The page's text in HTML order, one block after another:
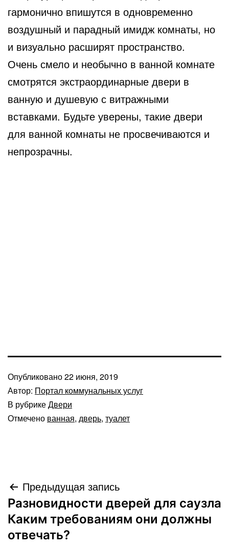
гармонично впишутся в одновременно
воздушный и парадный имидж комнаты, но
и визуально расширят пространство.
Очень смело и необычно в ванной комнате
смотрятся экстраординарные двери в
ванную и душевую с витражными
вставками. Будьте уверены, такие двери
для ванной комнаты не просвечиваются и
непрозрачны.
Опубликовано22 июня, 2019
Автор: Портал коммунальных услуг
В рубрикеДвери
Отмечено ванная, дверь, туалет
Навигация
по
записям
Предыдущая запись
Разновидности дверей для саузла
Каким требованиям они должны
отвечать?